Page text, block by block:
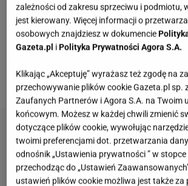
czym pochwaliła się w mediach
Internauci masowo komentowali jej
wszystkie komentarze były jednak
podsumowała występ córki.
zależności od zakresu sprzeciwu i podmiotu,
jest kierowany. Więcej informacji o
osobowych znajdziesz w dokumencie
Gazeta.pl i Polityka Prywatności Agora S.A.
Klikając „Akceptuję” wyrażasz też zgodę na
przechowywanie plików cookie Gazeta.pl sp.
Zaufanych Partnerów i Agora S.A. na Twoim
końcowym. Możesz w każdej chwili zmienić
dotyczące plików cookie, wywołując
twoimi preferencjami dot. przetwarzania
odnośnik „Ustawienia prywatności ” w
przechodząc do „Ustawień
ustawień plików cookie możliwa jest także za